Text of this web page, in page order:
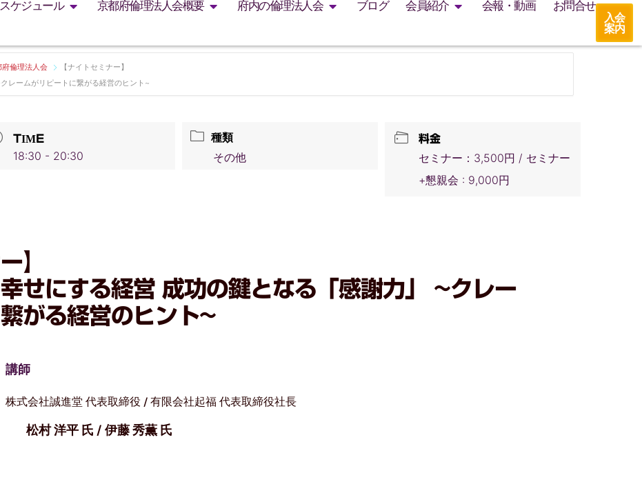
スケジュール 京都府倫理法人会概要 府内の倫理法人会 ブログ 会員紹介 会報・動画
お問合せ
入会
案内
倫理法人会
【ナイトセミナー】
レームがリピートに繋がる経営のヒント~
TIME
18:30 - 20:30
種類
その他
料金
セミナー：3,500円 / セミナー
+懇親会 : 9,000円
】
せにする経営 成功の鍵となる「感謝力」 ~クレー
がる経営のヒント~
講師
株式会社誠進堂 代表取締役 / 有限会社起福 代表取締役社長
松村 洋平 氏 / 伊藤 秀薫 氏